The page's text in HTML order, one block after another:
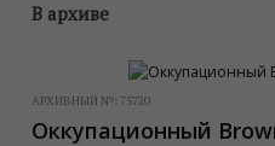
В архиве
АРХИВНЫЙ №: 75720
Оккупационный